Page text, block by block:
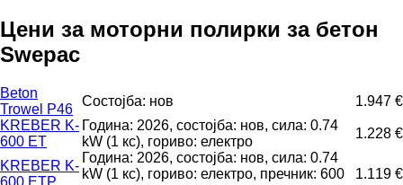
Цени за моторни полирки за бетон
Swepac
Beton
Trowel P46
Состојба: нов
1.947 €
KREBER K-
600 ET
Година: 2026, состојба: нов, сила: 0.74
kW (1 кс), гориво: електро
1.228 €
KREBER K-
600 ETP
Година: 2026, состојба: нов, сила: 0.74
kW (1 кс), гориво: електро, пречник: 600
1.119 €